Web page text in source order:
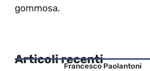
gommosa.
Articoli recentiFrancesco Paolantoni